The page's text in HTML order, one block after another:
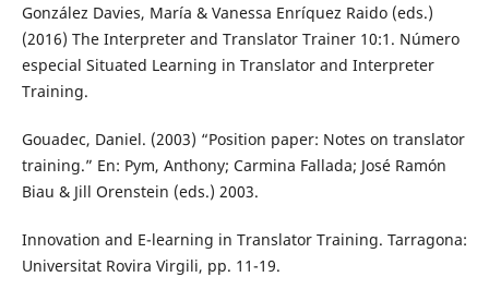
González Davies, María & Vanessa Enríquez Raido (eds.)
(2016) The Interpreter and Translator Trainer 10:1. Número
especial Situated Learning in Translator and Interpreter
Training.
Gouadec, Daniel. (2003) “Position paper: Notes on translator
training.” En: Pym, Anthony; Carmina Fallada; José Ramón
Biau & Jill Orenstein (eds.) 2003.
Innovation and E-learning in Translator Training. Tarragona:
Universitat Rovira Virgili, pp. 11-19.